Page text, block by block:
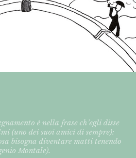
è nella frase ch’egli disse
(uno dei suoi amici di sempre):
bisogna diventare matti tenendo
Montale).